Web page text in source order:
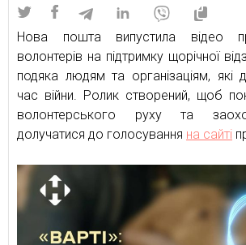
Нова пошта випустила відео
волонтерів на підтримку щорічної
подяка людям та організаціям, які
час війни. Ролик створений, щоб
волонтерського руху та
долучатися до голосування на сайті